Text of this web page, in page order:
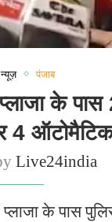
न्यूज़ पंजाब
प्लाजा के
ऑटोमैटिक
Live24india
प्लाजा के पास